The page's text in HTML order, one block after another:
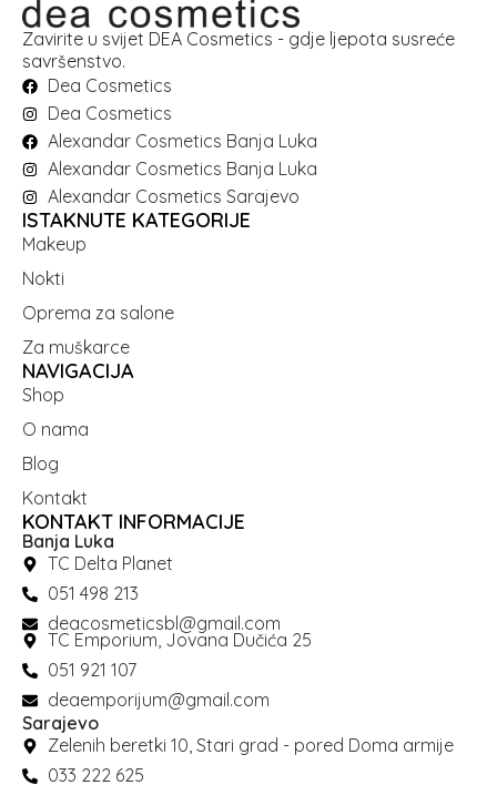
Zavirite u svijet DEA Cosmetics - gdje ljepota susreće
savršenstvo.
Dea Cosmetics
Dea Cosmetics
Alexandar Cosmetics Banja Luka
Alexandar Cosmetics Banja Luka
Alexandar Cosmetics Sarajevo
ISTAKNUTE KATEGORIJE
Makeup
Nokti
Oprema za salone
Za muškarce
NAVIGACIJA
Shop
O nama
Blog
Kontakt
KONTAKT INFORMACIJE
Banja Luka
TC Delta Planet
051 498 213
deacosmeticsbl@gmail.com
TC Emporium, Jovana Dučića 25
051 921 107
deaemporijum@gmail.com
Sarajevo
Zelenih beretki 10, Stari grad - pored Doma armije
033 222 625